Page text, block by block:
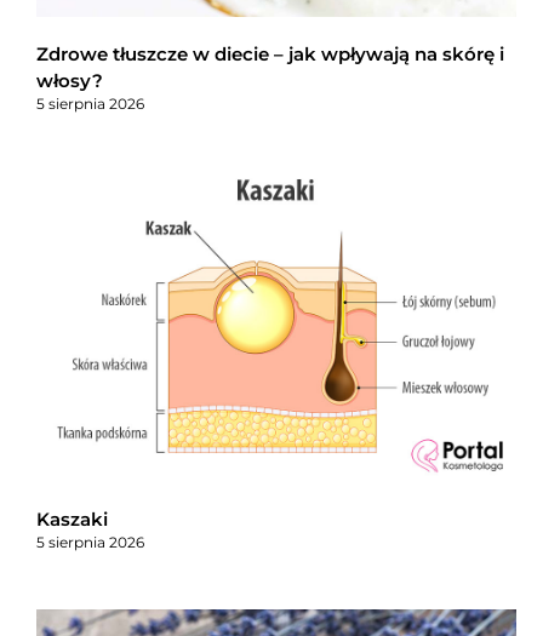
Zdrowe tłuszcze w diecie – jak wpływają na skórę i
włosy?
5 sierpnia 2026
Kaszaki
5 sierpnia 2026